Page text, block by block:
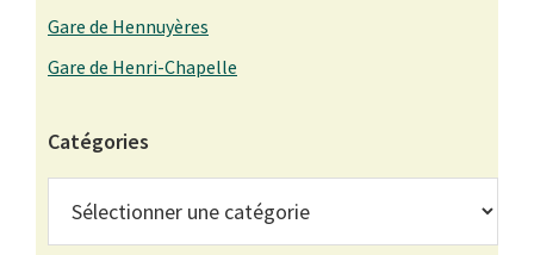
Gare de Hennuyères
Gare de Henri-Chapelle
Catégories